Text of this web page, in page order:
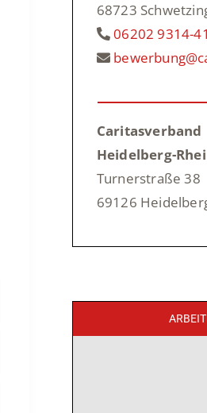
68723
06202 9314-41
Caritasverband
Heidelberg-
Turnerstraße 38
69126